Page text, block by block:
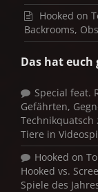
Hooked on
Backrooms,
Das hat euch
Special feat.
Gefährten,
Technikquatsch
Tiere in
Hooked on
Hooked vs.
Spiele des